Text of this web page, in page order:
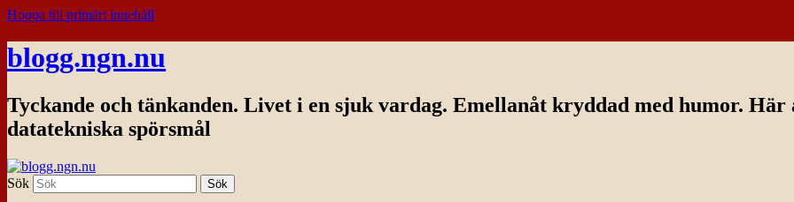
Hoppa till primärt innehåll
blogg.ngn.nu
Tyckande och tänkanden. Livet i en sjuk vardag. Emellanåt kryddad med humor. Här
datatekniska spörsmål
Sök